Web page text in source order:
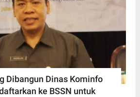
Dibangun Dinas Kominfo
ke BSSN untuk